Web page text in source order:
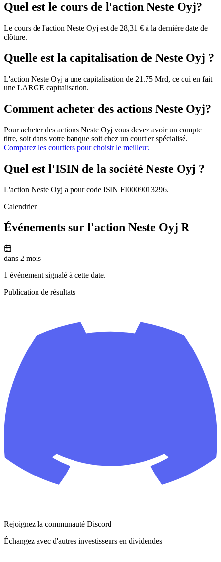
Quel est le cours de l'action Neste Oyj?
Le cours de l'action Neste Oyj est de 28,31 € à la dernière date de
clôture.
Quelle est la capitalisation de Neste Oyj ?
L'action Neste Oyj a une capitalisation de 21.75 Mrd, ce qui en fait
une LARGE capitalisation.
Comment acheter des actions Neste Oyj?
Pour acheter des actions Neste Oyj vous devez avoir un compte
titre, soit dans votre banque soit chez un courtier spécialisé.
Comparez les courtiers pour choisir le meilleur.
Quel est l'ISIN de la société Neste Oyj ?
L'action Neste Oyj a pour code ISIN FI0009013296.
Calendrier
Événements sur l'action Neste Oyj R
dans 2 mois
1 événement signalé à cette date.
Publication de résultats
Rejoignez la communauté Discord
Échangez avec d'autres investisseurs en dividendes